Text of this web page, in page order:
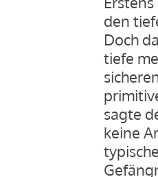
den
Doch
tiefe
sagte
keine